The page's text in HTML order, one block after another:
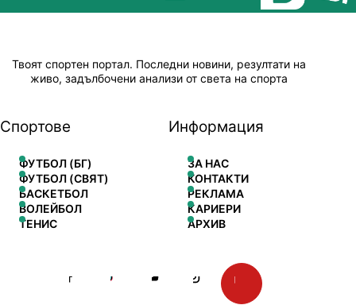
Твоят спортен портал. Последни новини, резултати на
живо, задълбочени анализи от света на спорта
Спортове
ФУТБОЛ (БГ)
ФУТБОЛ (СВЯТ)
БАСКЕТБОЛ
ВОЛЕЙБОЛ
ТЕНИС
Информация
ЗА НАС
КОНТАКТИ
РЕКЛАМА
КАРИЕРИ
АРХИВ